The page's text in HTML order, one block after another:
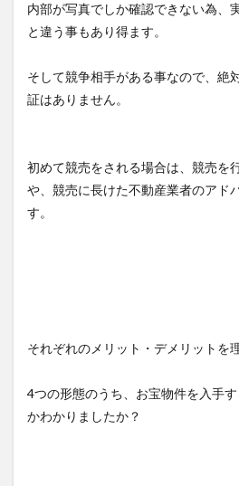
内部が写真でしか確認できない為、
と違う事もあり得ます。
そして競争相手がある事なので、絶
証はありません。
初めて競売をされる場合は、競売を
や、競売に長けた不動産業者のアド
す。
それぞれのメリット・デメリットを
4つの形態のうち、お宝物件を入手
かわかりましたか？